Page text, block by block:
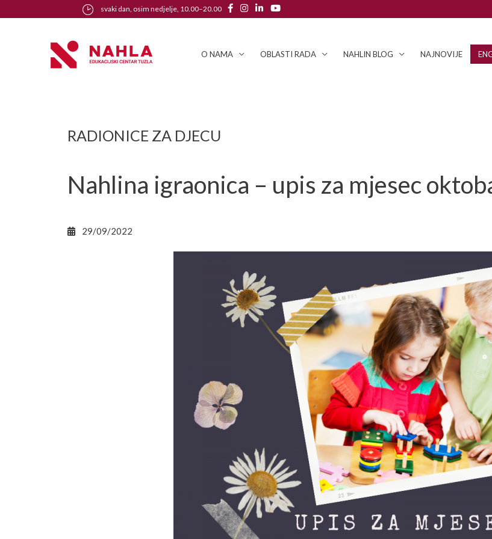
svaki dan, osim nedjelje, 10.00–20.00
O NAMA OBLASTI RADA NAHLIN BLOG NAJNOVIJE
RADIONICE ZA DJECU
Nahlina igraonica – upis za mjesec
29/09/2022